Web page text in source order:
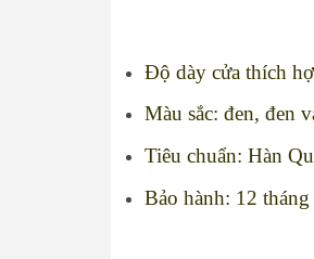
Thân
Độ dày cửa thích
Màu sắc: đen, đen
Tiêu chuẩn: Hàn
Bảo hành: 12 tháng